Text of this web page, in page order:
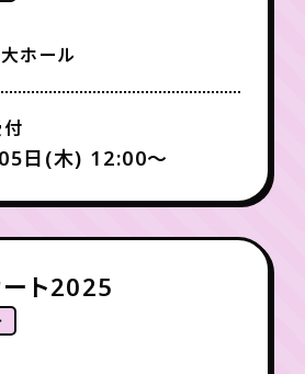
ホール
日(木) 12:00〜
ト2025